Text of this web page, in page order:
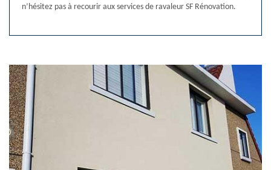
n’hésitez pas à recourir aux services de ravaleur SF Rénovation.